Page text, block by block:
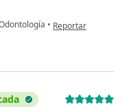
• en opinión del
Reportar